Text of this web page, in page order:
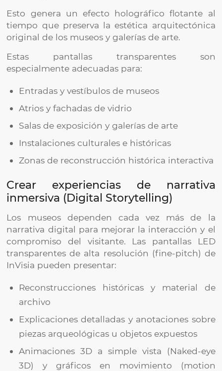
Esto genera un efecto holográfico flotante al
tiempo que preserva la estética arquitectónica
original de los museos y galerías de arte.
Estas pantallas transparentes son
especialmente adecuadas para:
Entradas y vestíbulos de museos
Atrios y fachadas de vidrio
Salas de exposición y galerías de arte
Instalaciones culturales e históricas
Zonas de reconstrucción histórica interactiva
Crear experiencias de narrativa
inmersiva (Digital Storytelling)
Los museos dependen cada vez más de la
narrativa digital para mejorar la interacción y el
compromiso del visitante. Las pantallas LED
transparentes de alta resolución (fine-pitch) de
InVisia pueden presentar:
Reconstrucciones históricas y material de
archivo
Explicaciones detalladas y anotaciones sobre
piezas arqueológicas u objetos expuestos
Animaciones 3D a simple vista (Naked-eye
3D) y gráficos en movimiento (motion